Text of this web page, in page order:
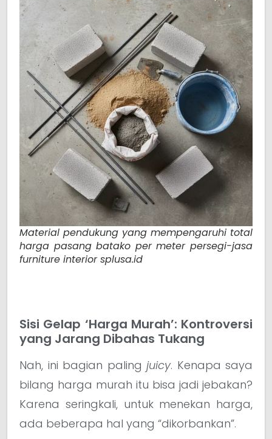
Material pendukung yang mempengaruhi total
harga pasang batako per meter persegi-jasa
furniture interior splusa.id
Sisi Gelap ‘Harga Murah’: Kontroversi
yang Jarang Dibahas Tukang
Nah, ini bagian paling juicy. Kenapa saya
bilang harga murah itu bisa jadi jebakan?
Karena seringkali, untuk menekan harga,
ada beberapa hal yang “dikorbankan”.